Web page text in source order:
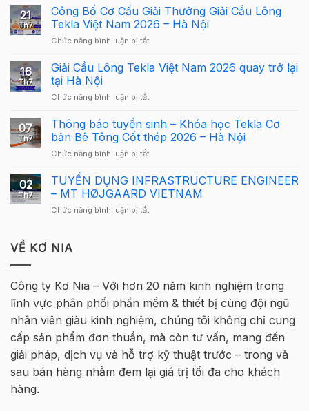
Tekla
Structures
Carbon
–
dẫn
Tekla
cho
người
21
Th7
Công Bố Cơ Cấu Giải Thưởng Giải Cầu Lông
Tekla Việt Nam 2026 – Hà Nội
Chức năng bình luận bị tắtở
Bố
Giải
Giải
Cầu
Lông
Tekla
Nam
2026
Hà
16
Th7
Giải Cầu Lông Tekla Việt Nam 2026 quay trở lại
tại Hà Nội
Chức năng bình luận bị tắtở
Cầu
Lông
Tekla
Việt
2026
quay
lại
07
Th7
Thông báo tuyển sinh – Khóa học Tekla Cơ
bản Bê Tông Cốt thép 2026 – Hà Nội
Chức năng bình luận bị tắtở
báo
tuyển
sinh
–
Bê
Cốt
thép
2026
–
Hà
Nội
02
Th7
TUYỂN DỤNG INFRASTRUCTURE ENGINEER
– MT HØJGAARD VIETNAM
Chức năng bình luận bị tắtở
MT
HØJGAARD
VIETNAM
VỀ KƠ NIA
Công ty Kơ Nia – Với hơn 20 năm kinh nghiệm trong
lĩnh vực phân phối phần mềm & thiết bị cùng đội ngũ
nhân viên giàu kinh nghiệm, chúng tôi không chỉ cung
cấp sản phẩm đơn thuần, mà còn tư vấn, mang đến
giải pháp, dịch vụ và hỗ trợ kỹ thuật trước – trong và
sau bán hàng nhằm đem lại giá trị tối đa cho khách
hàng.